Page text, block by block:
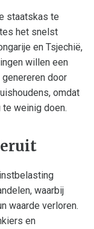
staatskas te
het snelst
en Tsjechië,
willen een
door
omdat
te weinig doen.
waarbij
waarde verloren.
en